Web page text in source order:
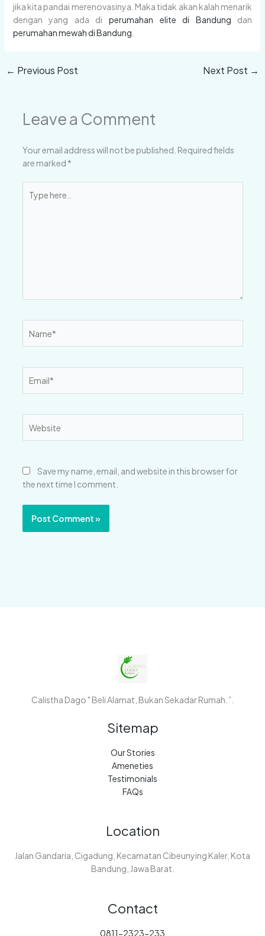
jika kita pandai merenovasinya. Maka tidak akan kalah menarik
dengan yang ada di perumahan elite di Bandung dan
perumahan mewah di Bandung
← Previous Post Next Post →
Leave a Comment
Your email address will not be published. Required fields
are marked *
here..
Save my name, email, and website in this browser for
the next time I comment.
Calistha Dago " Beli Alamat, Bukan Sekadar Rumah.”.
Sitemap
Our Stories
Ameneties
Testimonials
FAQs
Location
Jalan Gandaria, Cigadung, Kecamatan Cibeunying Kaler, Kota
Bandung, Jawa Barat.
Contact
0811-2323-233